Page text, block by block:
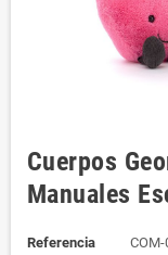
Cuerpos
Manuales
Referencia